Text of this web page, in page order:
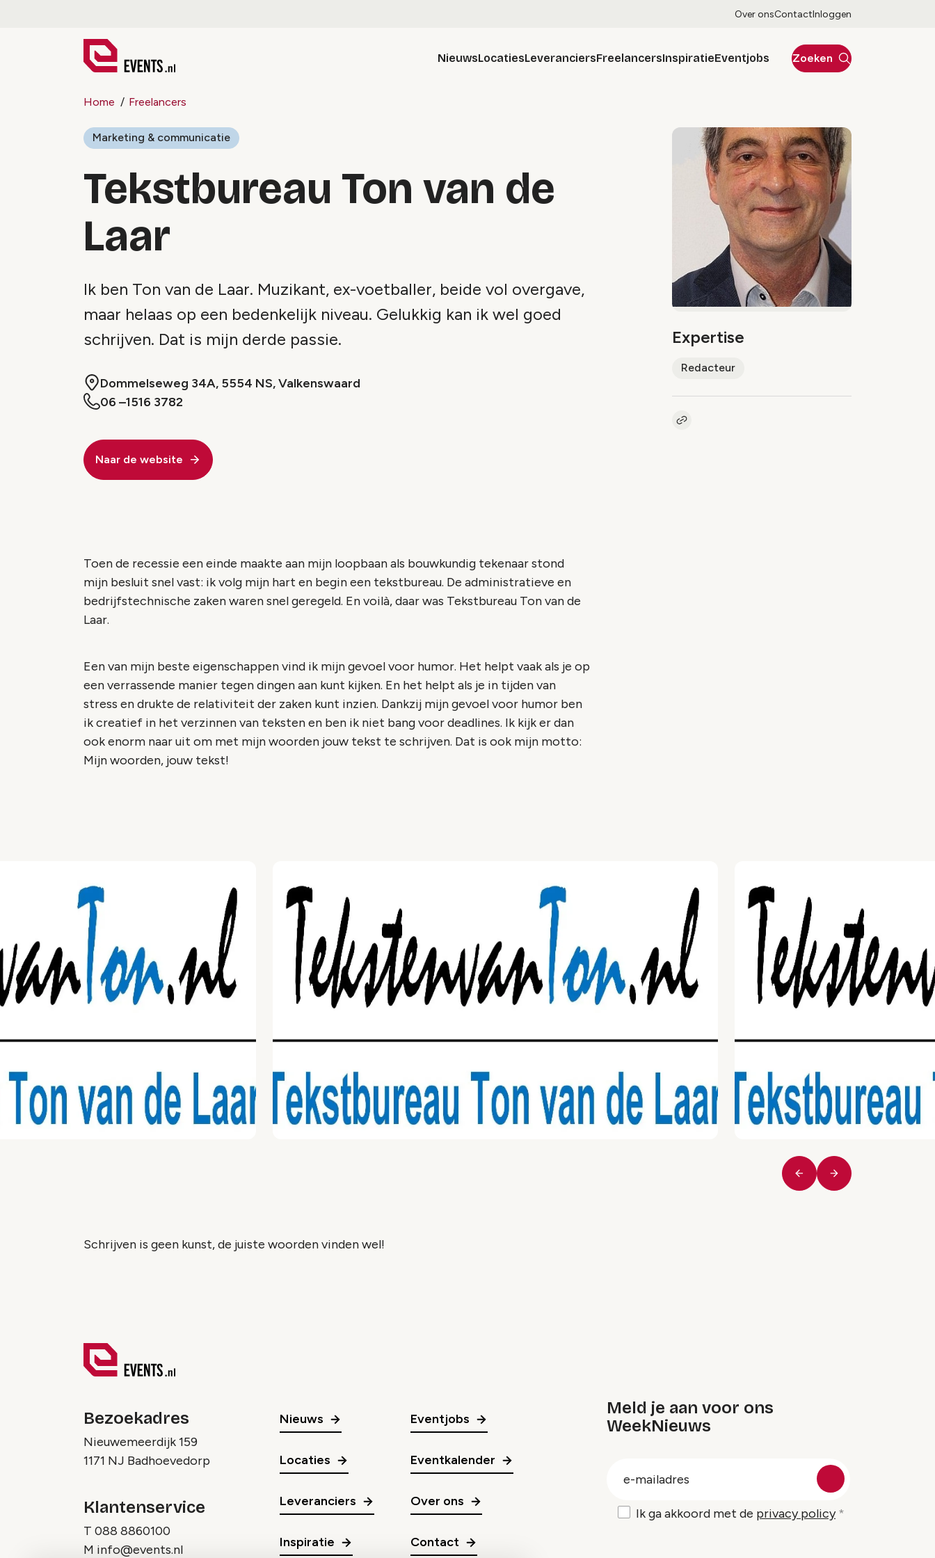
Over onsContactInloggen
NieuwsLocatiesLeveranciersFreelancersInspiratieEventjobs Zoeken
Home Freelancers
Marketing & communicatie
Tekstbureau Ton van de
Laar
Ik ben Ton van de Laar. Muzikant, ex-voetballer, beide vol overgave,
maar helaas op een bedenkelijk niveau. Gelukkig kan ik wel goed
schrijven. Dat is mijn derde passie.
Dommelseweg 34A, 5554 NS, Valkenswaard
06 –1516 3782
Naar de website
Expertise
Redacteur
Kopieer link naar pagina
Toen de recessie een einde maakte aan mijn loopbaan als bouwkundig tekenaar stond
mijn besluit snel vast: ik volg mijn hart en begin een tekstbureau. De administratieve en
bedrijfstechnische zaken waren snel geregeld. En voilà, daar was Tekstbureau Ton van de
Laar.
Een van mijn beste eigenschappen vind ik mijn gevoel voor humor. Het helpt vaak als je op
een verrassende manier tegen dingen aan kunt kijken. En het helpt als je in tijden van
stress en drukte de relativiteit der zaken kunt inzien. Dankzij mijn gevoel voor humor ben
ik creatief in het verzinnen van teksten en ben ik niet bang voor deadlines. Ik kijk er dan
ook enorm naar uit om met mijn woorden jouw tekst te schrijven. Dat is ook mijn motto:
Mijn woorden, jouw tekst!
Vorige Volgende
Schrijven is geen kunst, de juiste woorden vinden wel!
Bezoekadres
Nieuwemeerdijk 159
1171 NJ Badhoevedorp
Klantenservice
T 088 8860100
M info@events.nl
Nieuws
Locaties
Leveranciers
Inspiratie
Eventjobs
Eventkalender
Over ons
Contact
Meld je aan voor ons
WeekNieuws
Ik ga akkoord met de privacy policy